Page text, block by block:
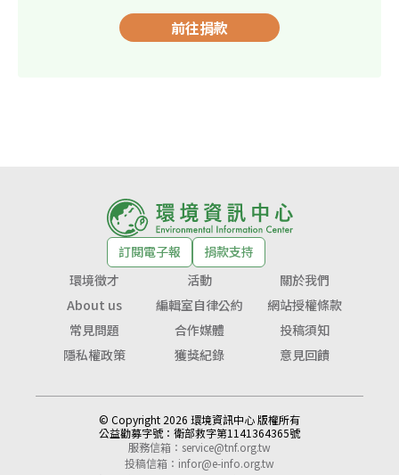
前往捐款
訂閱電子報
捐款支持
環境徵才
活動
關於我們
About us
編輯室自律公約
網站授權條款
常見問題
合作媒體
投稿須知
隱私權政策
獲獎紀錄 意見回饋
© Copyright 2026 環境資訊中心 版權所有
公益勸募字號： 衛部救字第1141364365號
服務信箱： service@tnf.org.tw
投稿信箱： infor@e-info.org.tw